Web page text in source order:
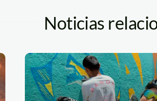
Noticias